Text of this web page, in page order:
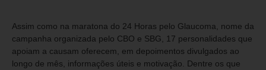
Assim como na maratona do 24 Horas pelo Glaucoma, nome da
campanha organizada pelo CBO e SBG, 17 personalidades que
apoiam a causam oferecem, em depoimentos divulgados ao
longo de mês, informações úteis e motivação. Dentre os que